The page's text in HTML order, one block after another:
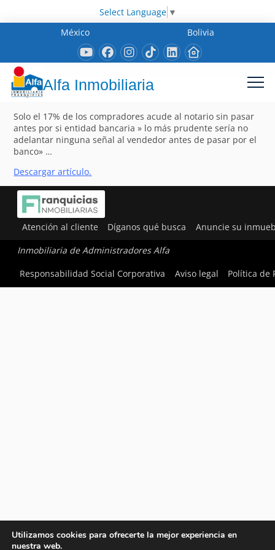
Select Language ▼
México
Bolivia
Alfa Inmobiliaria
Solo el 17% de los compradores acude al notario sin pasar
antes por si entidad bancaria » lo más prudente sería no
adelantar ninguna señal al vendedor antes de pasar por el
banco» …
Descargar artículo.
Atención al cliente Díganos qué busca Anuncie su
Inmobiliaria de Administradores Alfa
Responsabilidad Social Corporativa
Aviso legal Política de
Utilizamos cookies para ofrecerte la mejor experiencia en
nuestra web.